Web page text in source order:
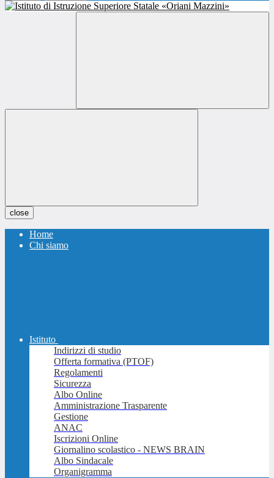
close
Home
Chi siamo
Istituto
Indirizzi di studio
Offerta formativa (PTOF)
Regolamenti
Sicurezza
Albo Online
Amministrazione Trasparente
Gestione
ANAC
Iscrizioni Online
Giornalino scolastico - NEWS BRAIN
Albo Sindacale
Organigramma